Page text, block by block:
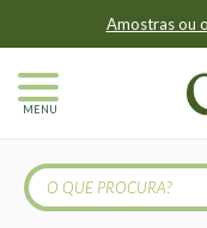
Amostras ou
MENU